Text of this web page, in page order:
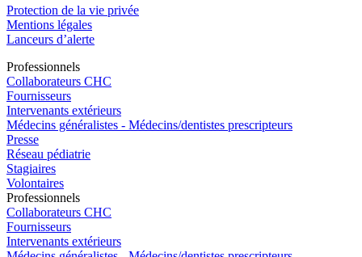
Protection de la vie privée
Mentions légales
Lanceurs d’alerte
Professionnels
Collaborateurs CHC
Fournisseurs
Intervenants extérieurs
Médecins généralistes - Médecins/dentistes prescripteurs
Presse
Réseau pédiatrie
Stagiaires
Volontaires
Professionnels
Collaborateurs CHC
Fournisseurs
Intervenants extérieurs